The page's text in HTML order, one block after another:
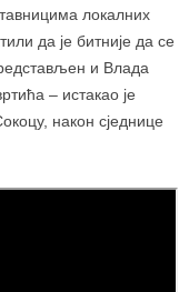
локалних
да је битније да се
и Влада
– истакао је
након сједнице